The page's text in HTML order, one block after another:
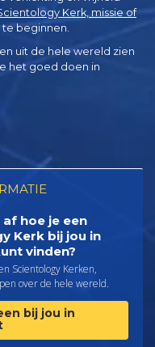
Kerk, missie of
te beginnen.
uit de hele wereld zien
het goed doen in
af hoe je een
Kerk bij jou in
vinden?
Scientology Kerken,
over de hele wereld.
bij jou in